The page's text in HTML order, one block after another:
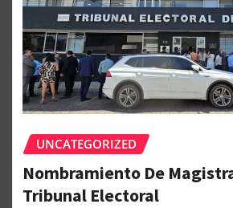
UNCATEGORIZED
Nombramiento De
Tribunal Electoral